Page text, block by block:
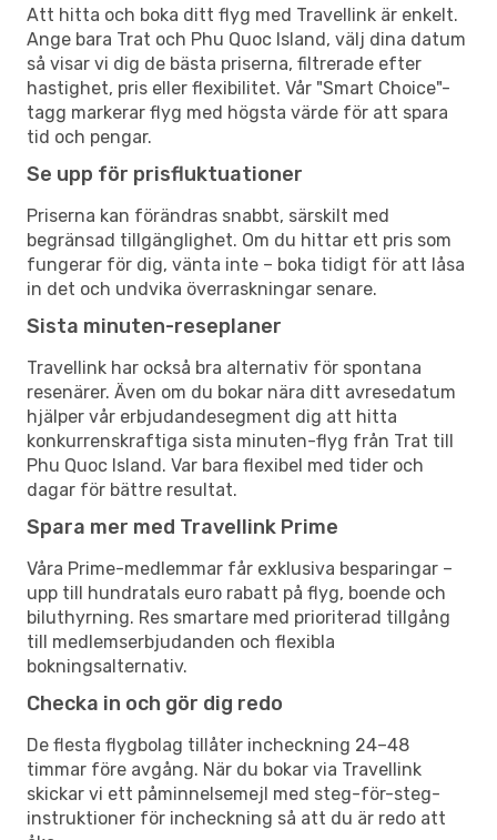
Att hitta och boka ditt flyg med Travellink är enkelt.
Ange bara Trat och Phu Quoc Island, välj dina datum
så visar vi dig de bästa priserna, filtrerade efter
hastighet, pris eller flexibilitet. Vår "Smart Choice"-
tagg markerar flyg med högsta värde för att spara
tid och pengar.
Se upp för prisfluktuationer
Priserna kan förändras snabbt, särskilt med
begränsad tillgänglighet. Om du hittar ett pris som
fungerar för dig, vänta inte – boka tidigt för att låsa
in det och undvika överraskningar senare.
Sista minuten-reseplaner
Travellink har också bra alternativ för spontana
resenärer. Även om du bokar nära ditt avresedatum
hjälper vår erbjudandesegment dig att hitta
konkurrenskraftiga sista minuten-flyg från Trat till
Phu Quoc Island. Var bara flexibel med tider och
dagar för bättre resultat.
Spara mer med Travellink Prime
Våra Prime-medlemmar får exklusiva besparingar –
upp till hundratals euro rabatt på flyg, boende och
biluthyrning. Res smartare med prioriterad tillgång
till medlemserbjudanden och flexibla
bokningsalternativ.
Checka in och gör dig redo
De flesta flygbolag tillåter incheckning 24–48
timmar före avgång. När du bokar via Travellink
skickar vi ett påminnelsemejl med steg-för-steg-
instruktioner för incheckning så att du är redo att